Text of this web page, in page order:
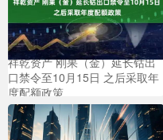
祥乾资产 刚果（金）延长钴出
口禁令至10月15日 之后采取年
度配额政策